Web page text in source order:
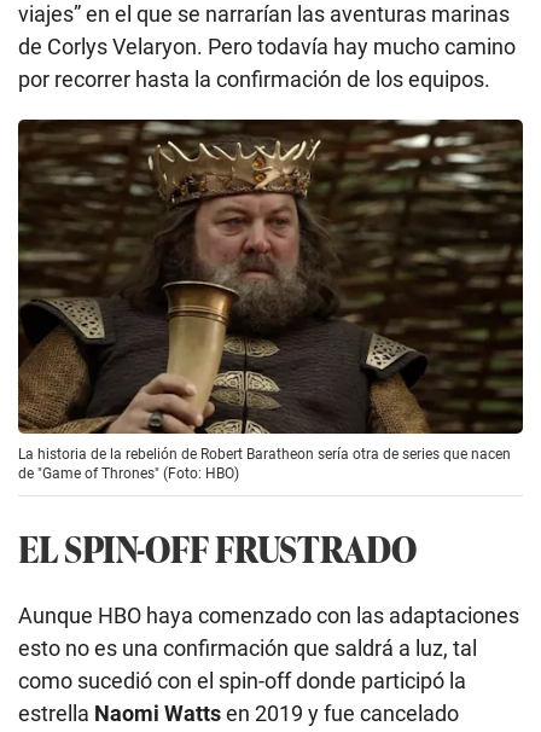
viajes” en el que se narrarían las aventuras marinas
de Corlys Velaryon. Pero todavía hay mucho camino
por recorrer hasta la confirmación de los equipos.
La historia de la rebelión de Robert Baratheon sería otra de series que nacen
de "Game of Thrones" (Foto: HBO)
EL SPIN-OFF FRUSTRADO
Aunque HBO haya comenzado con las adaptaciones
esto no es una confirmación que saldrá a luz, tal
como sucedió con el spin-off donde participó la
estrella Naomi Wattsen 2019 y fue cancelado